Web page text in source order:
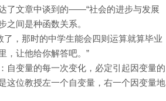
了文章中谈到的——“社会的进步与发展
间是种函数关系。
了，那时的中学生能会四则运算就算毕业
，让他给你解答吧。”
变量的每一次变化，必定引起因变量的
位教授左一个自变量，右一个因变量地